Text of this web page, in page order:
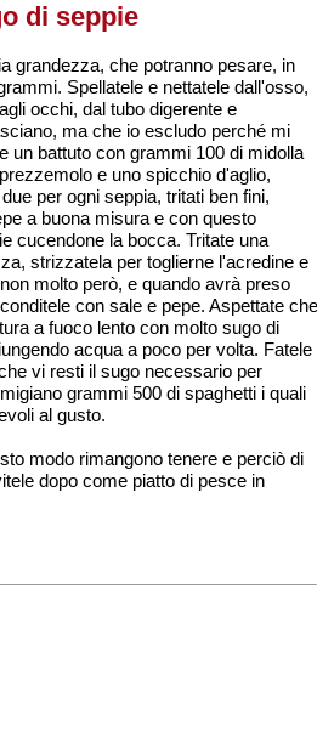
di seppie
grandezza, che potranno pesare, in
Spellatele e nettatele dall'osso,
occhi, dal tubo digerente e
ma che io escludo perché mi
un battuto con grammi 100 di midolla
e uno spicchio d'aglio,
per ogni seppia, tritati ben fini,
a buona misura e con questo
cucendone la bocca. Tritate una
strizzatela per toglierne l'acredine e
molto però, e quando avrà preso
con sale e pepe. Aspettate che
a fuoco lento con molto sugo di
acqua a poco per volta. Fatele
vi resti il sugo necessario per
grammi 500 di spaghetti i quali
al gusto.
modo rimangono tenere e perciò di
dopo come piatto di pesce in